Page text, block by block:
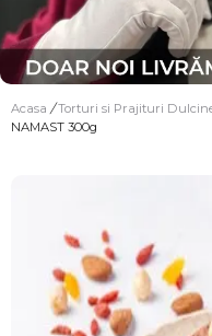
Acasa / Torturi si Prajituri
NAMAST 300g